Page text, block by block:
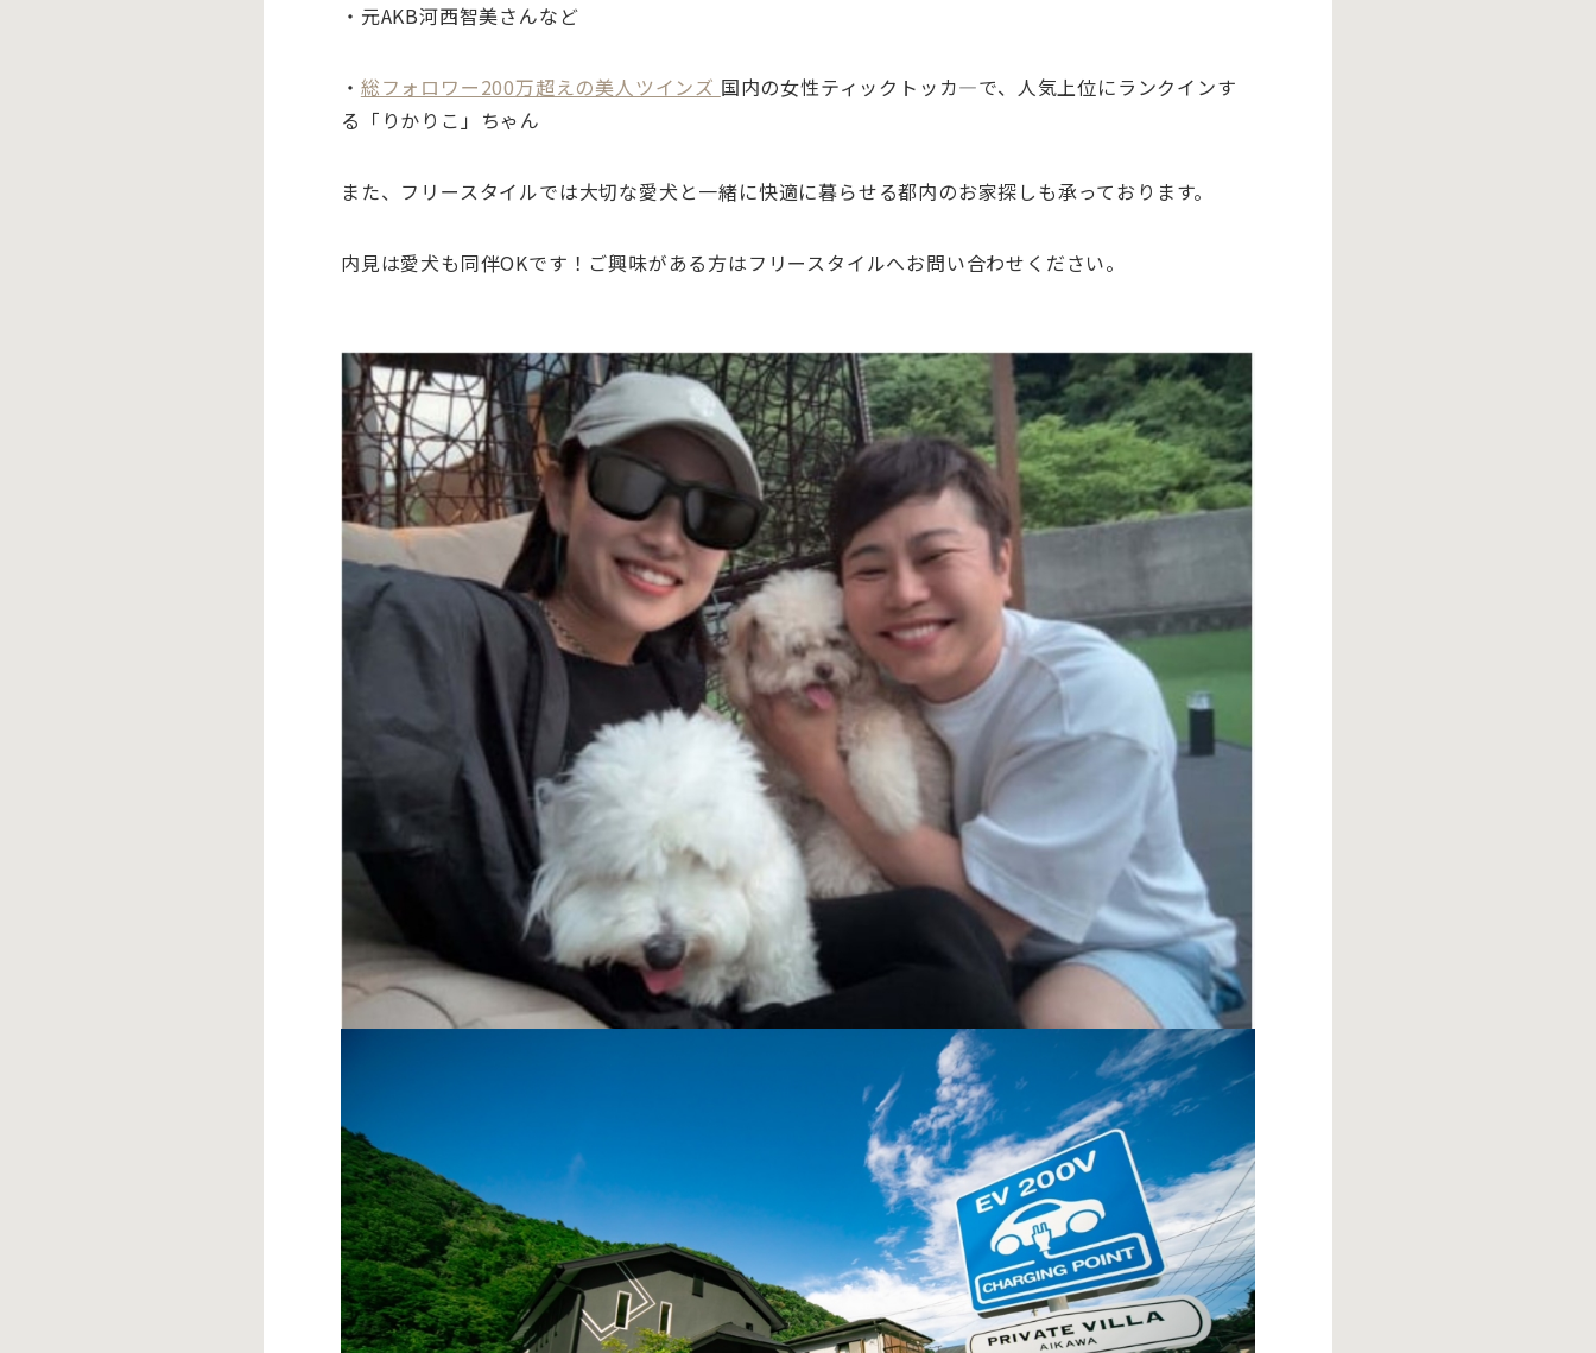
・元AKB河西智美さんなど
・ 総フォロワー200万超えの美人ツインズ 国内の女性ティックトッカ―で、人気上位にランクインす
る「りかりこ」ちゃん
また、フリースタイルでは大切な愛犬と一緒に快適に暮らせる都内のお家探しも承っております。
内見は愛犬も同伴OKです！ご興味がある方はフリースタイルへお問い合わせください。